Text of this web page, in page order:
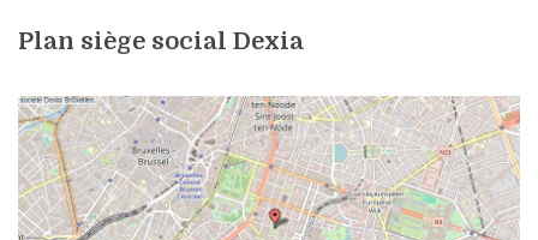
Plan siège social Dexia